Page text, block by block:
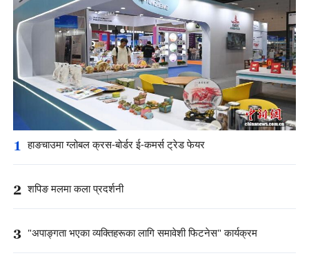
1 हाङचाउमा ग्लोबल क्रस-बोर्डर ई-कमर्स ट्रेड फेयर
2 शपिङ मलमा कला प्रदर्शनी
3 "अपाङ्गता भएका व्यक्तिहरूका लागि समावेशी फिटनेस" कार्यक्रम